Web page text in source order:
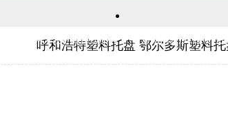
关于新浦京澳官网游戏 新浦京澳官网
呼和浩特塑料托盘 鄂尔多斯塑料